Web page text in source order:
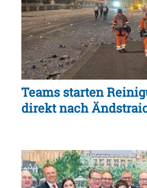
Teams starten
direkt nach